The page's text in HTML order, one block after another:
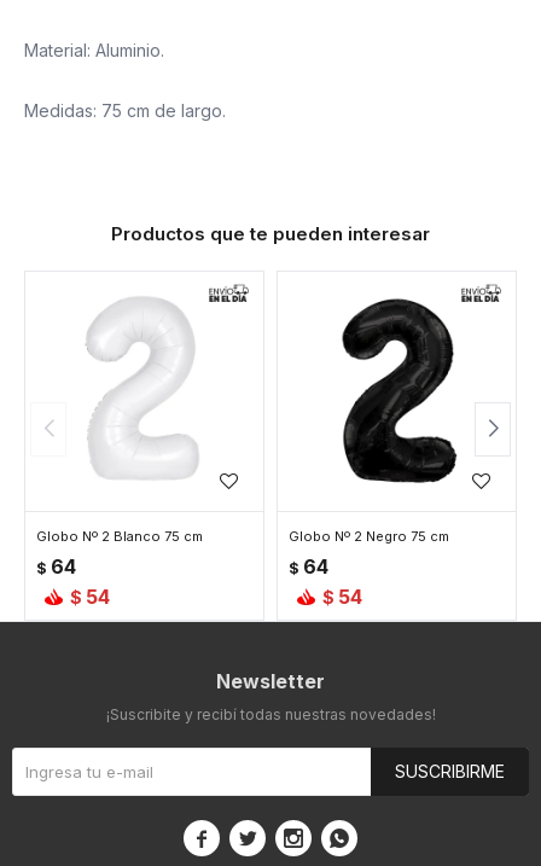
Material: Aluminio.
Medidas: 75 cm de largo.
Productos que te pueden interesar
Globo Nº 2 Blanco 75 cm
$ 64
$ 54
Globo Nº 2 Negro 75 cm
$ 64
$ 54
Newsletter
¡Suscribite y recibí todas nuestras novedades!
SUSCRIBIRME
   